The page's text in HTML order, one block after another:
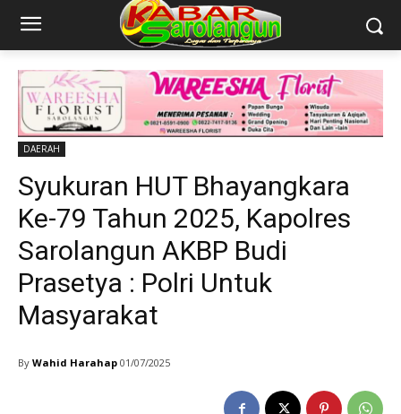
DAERAH
Syukuran HUT Bhayangkara
Ke-79 Tahun 2025, Kapolres
Sarolangun AKBP Budi
Prasetya : Polri Untuk
Masyarakat
By Wahid Harahap 01/07/2025